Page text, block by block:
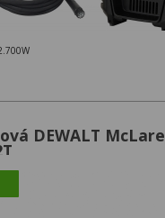
DEWALT